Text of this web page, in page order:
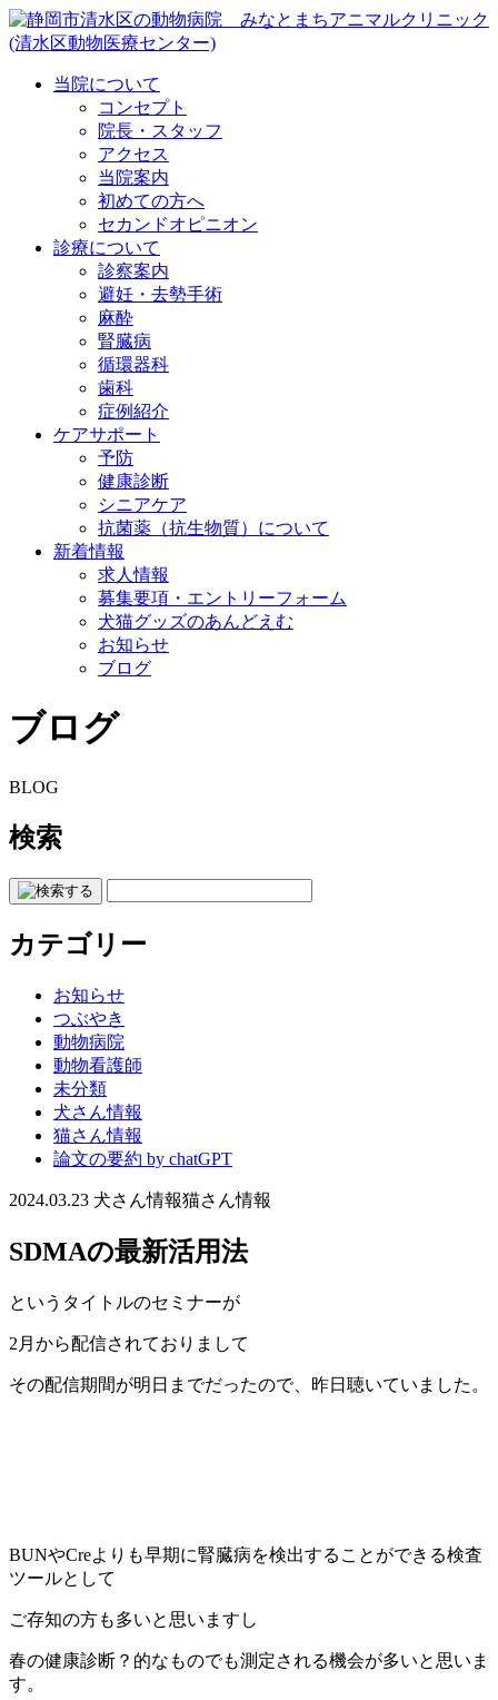
当院について
コンセプト
院長・スタッフ
アクセス
当院案内
初めての方へ
セカンドオピニオン
診療について
診察案内
避妊・去勢手術
麻酔
腎臓病
循環器科
歯科
症例紹介
ケアサポート
予防
健康診断
シニアケア
抗菌薬（抗生物質）について
新着情報
求人情報
募集要項・エントリーフォーム
犬猫グッズのあんどえむ
お知らせ
ブログ
ブログ
BLOG
検索
カテゴリー
お知らせ
つぶやき
動物病院
動物看護師
未分類
犬さん情報
猫さん情報
論文の要約 by chatGPT
2024.03.23 犬さん情報猫さん情報
SDMAの最新活用法
というタイトルのセミナーが
2月から配信されておりまして
その配信期間が明日までだったので、昨日聴いていました。
BUNやCreよりも早期に腎臓病を検出することができる検査
ツールとして
ご存知の方も多いと思いますし
春の健康診断？的なものでも測定される機会が多いと思いま
す。